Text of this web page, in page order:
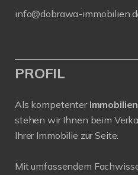
info@dobrawa-
PROFIL
Als kompetenter
stehen wir Ihnen beim
Ihrer Immobilie zur Seite.
Mit umfassendem